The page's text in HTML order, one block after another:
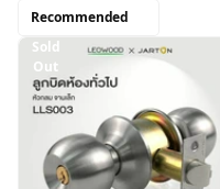
Recommended
Sold
Out